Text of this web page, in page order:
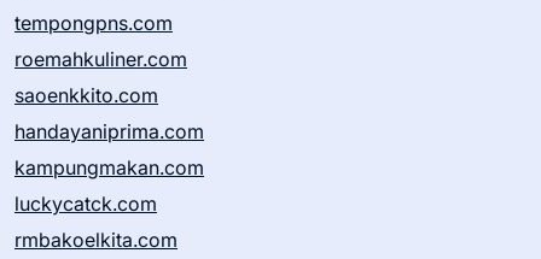
tempongpns.com
roemahkuliner.com
saoenkkito.com
handayaniprima.com
kampungmakan.com
luckycatck.com
rmbakoelkita.com